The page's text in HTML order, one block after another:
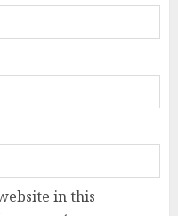
in this